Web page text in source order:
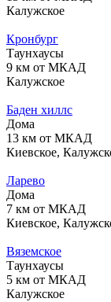
Калужское
Кронбург
Таунхаусы
9 км от МКАД
Калужское
Баден хиллс
Дома
13 км от МКАД
Киевское,
Ларево
Дома
7 км от МКАД
Киевское,
Вяземское
Таунхаусы
5 км от МКАД
Калужское